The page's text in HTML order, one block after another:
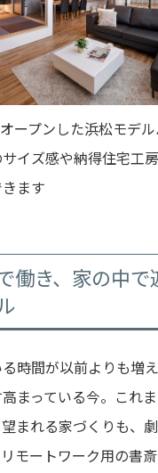
ープンした浜松モデ
イズ感や納得住宅工
ます
働き、家の中
時間が以前よりも増
まっている今。これ
まれる家づくりも、
モートワーク用の書